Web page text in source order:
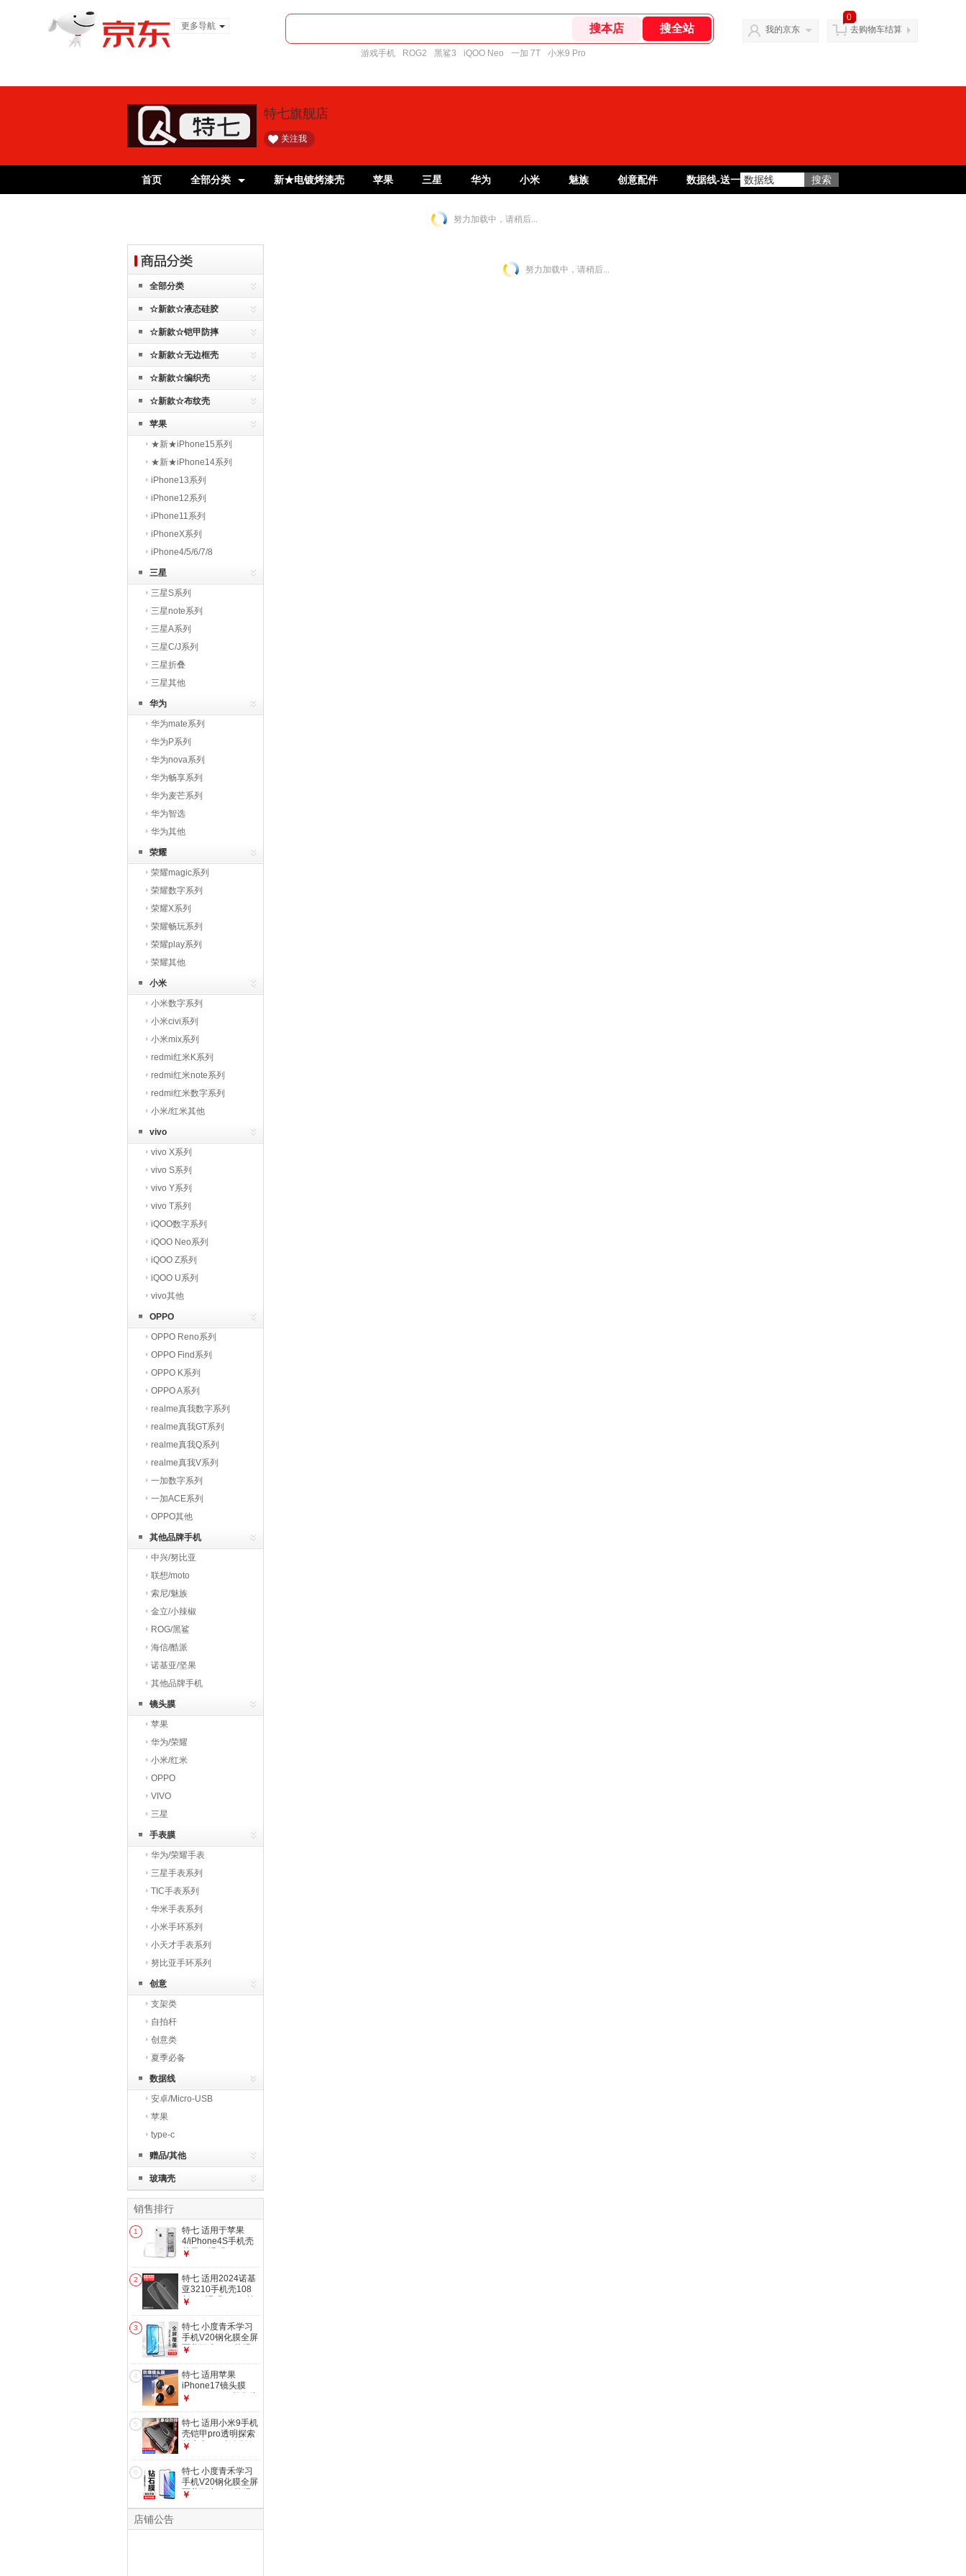
更多导航
游戏手机 ROG2 黑鲨3 iQOO Neo 一加 7T 小米9 Pro
我的京东
0
去购物车结算
特七旗舰店
关注我
首页 全部分类 新★电镀烤漆壳 苹果 三星 华为 小米 魅族 创意配件 数据线-送一
努力加载中，请稍后...
全部分类
☆新款☆液态硅胶
☆新款☆铠甲防摔
☆新款☆无边框壳
☆新款☆编织壳
☆新款☆布纹壳
苹果
★新★iPhone15系列
★新★iPhone14系列
iPhone13系列
iPhone12系列
iPhone11系列
iPhoneX系列
iPhone4/5/6/7/8
三星
三星S系列
三星note系列
三星A系列
三星C/J系列
三星折叠
三星其他
华为
华为mate系列
华为P系列
华为nova系列
华为畅享系列
华为麦芒系列
华为智选
华为其他
荣耀
荣耀magic系列
荣耀数字系列
荣耀X系列
荣耀畅玩系列
荣耀play系列
荣耀其他
小米
小米数字系列
小米civi系列
小米mix系列
redmi红米K系列
redmi红米note系列
redmi红米数字系列
小米/红米其他
vivo
vivo X系列
vivo S系列
vivo Y系列
vivo T系列
iQOO数字系列
iQOO Neo系列
iQOO Z系列
iQOO U系列
vivo其他
OPPO
OPPO Reno系列
OPPO Find系列
OPPO K系列
OPPO A系列
realme真我数字系列
realme真我GT系列
realme真我Q系列
realme真我V系列
一加数字系列
一加ACE系列
OPPO其他
其他品牌手机
中兴/努比亚
联想/moto
索尼/魅族
金立/小辣椒
ROG/黑鲨
海信/酷派
诺基亚/坚果
其他品牌手机
镜头膜
苹果
华为/荣耀
小米/红米
OPPO
VIVO
三星
手表膜
华为/荣耀手表
三星手表系列
TIC手表系列
华米手表系列
小米手环系列
小天才手表系列
努比亚手环系列
创意
支架类
自拍杆
创意类
夏季必备
数据线
安卓/Micro-USB
苹果
type-c
赠品/其他
玻璃壳
销售排行
1
特七 适用于苹果
4/iPhone4S手机壳
苹果5s透明
iphone5硅胶软壳
se1代防摔tpu外壳
男女简约
【iPhone4/4S】透
明手机壳
￥
2
特七 适用2024诺基
亚3210手机壳108
新220透明235保护
125硅胶全包软壳
102老人机防摔
HMD 2024款-诺基
亚3210(TA-
1619)4G版
￥
3
特七 小度青禾学习
手机V20钢化膜全屏
覆盖百度W30防爆
保护膜青和防指纹抗
蓝光贴膜 【小度青
禾W30】全屏钢化
膜
￥
4
特七 适用苹果
iPhone17镜头膜
iphone17pro摄像头
17promax镜头膜后
摄防爆膜17e镜片贴
膜 苹果
17Promax【2套
装】
￥
5
特七 适用小米9手机
壳铠甲pro透明探索
版小米8se青春版保
车载磁吸防摔气垫全
包外壳 小米
9/pro【炫酷黑】+送
膜
￥
6
特七 小度青禾学习
手机V20钢化膜全屏
覆盖百度W30防爆
￥
店铺公告
努力加载中，请稍后...